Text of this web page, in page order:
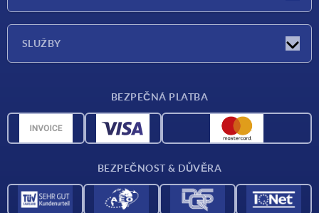
SLUŽBY
CAD data
BEZPEČNÁ PLATBA
BEZPEČNOST & DŮVĚRA